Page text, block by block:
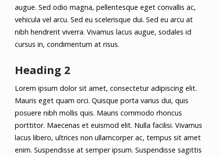
augue. Sed odio magna, pellentesque eget convallis ac,
vehicula vel arcu. Sed eu scelerisque dui. Sed eu arcu at
nibh hendrerit viverra. Vivamus lacus augue, sodales id
cursus in, condimentum at risus.
Heading 2
Lorem ipsum dolor sit amet, consectetur adipiscing elit.
Mauris eget quam orci. Quisque porta varius dui, quis
posuere nibh mollis quis. Mauris commodo rhoncus
porttitor. Maecenas et euismod elit. Nulla facilisi. Vivamus
lacus libero, ultrices non ullamcorper ac, tempus sit amet
enim. Suspendisse at semper ipsum. Suspendisse sagittis